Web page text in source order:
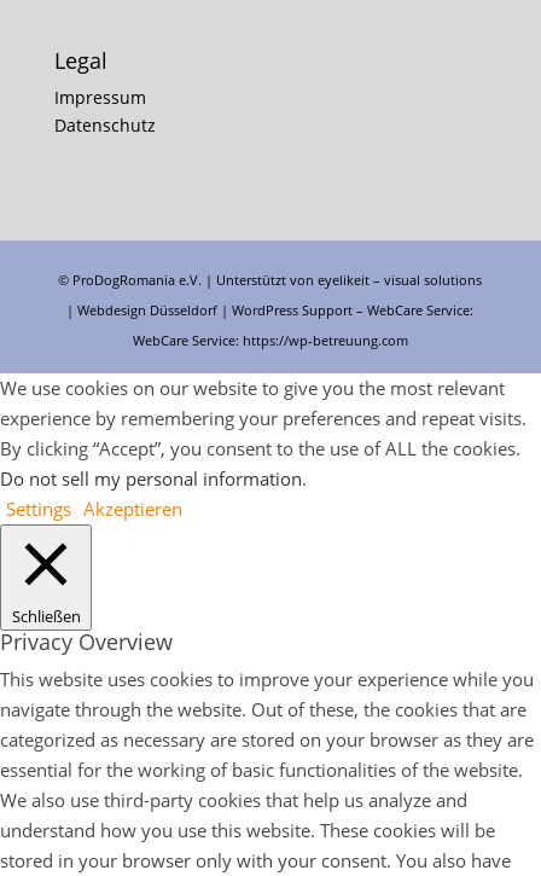
Legal
Impressum
Datenschutz
© ProDogRomania e.V. | Unterstützt voneyelikeit – visual solutions
| Webdesign Düsseldorf |WordPress Support – WebCare Service:
WebCare Service: https://wp-betreuung.com
We use cookies on our website to give you the most relevant
experience by remembering your preferences and repeat visits.
By clicking “Accept”, you consent to the use of ALL the cookies.
Do not sell my personal information.
Settings Akzeptieren
Schließen
Privacy Overview
This website uses cookies to improve your experience while you
navigate through the website. Out of these, the cookies that are
categorized as necessary are stored on your browser as they are
essential for the working of basic functionalities of the website.
We also use third-party cookies that help us analyze and
understand how you use this website. These cookies will be
stored in your browser only with your consent. You also have